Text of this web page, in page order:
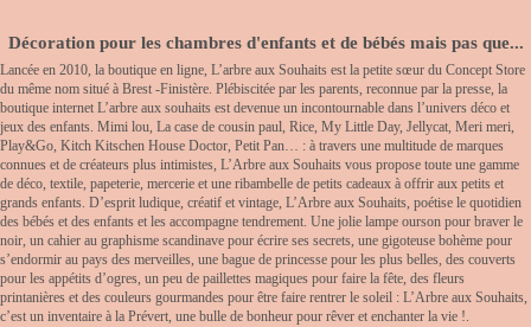
Décoration pour les chambres d'enfants et de bébés mais pas que...
Lancée en 2010, la boutique en ligne, L’arbre aux Souhaits est la petite sœur du Concept Store
du même nom situé à Brest -Finistère. Plébiscitée par les parents, reconnue par la presse, la
boutique internet L’arbre aux souhaits est devenue un incontournable dans l’univers déco et
jeux des enfants. Mimi lou, La case de cousin paul, Rice, My Little Day, Jellycat, Meri meri,
Play&Go, Kitch Kitschen House Doctor, Petit Pan… : à travers une multitude de marques
connues et de créateurs plus intimistes, L’Arbre aux Souhaits vous propose toute une gamme
de déco, textile, papeterie, mercerie et une ribambelle de petits cadeaux à offrir aux petits et
grands enfants. D’esprit ludique, créatif et vintage, L’Arbre aux Souhaits, poétise le quotidien
des bébés et des enfants et les accompagne tendrement. Une jolie lampe ourson pour braver le
noir, un cahier au graphisme scandinave pour écrire ses secrets, une gigoteuse bohème pour
s’endormir au pays des merveilles, une bague de princesse pour les plus belles, des couverts
pour les appétits d’ogres, un peu de paillettes magiques pour faire la fête, des fleurs
printanières et des couleurs gourmandes pour être faire rentrer le soleil : L’Arbre aux Souhaits,
c’est un inventaire à la Prévert, une bulle de bonheur pour rêver et enchanter la vie !.